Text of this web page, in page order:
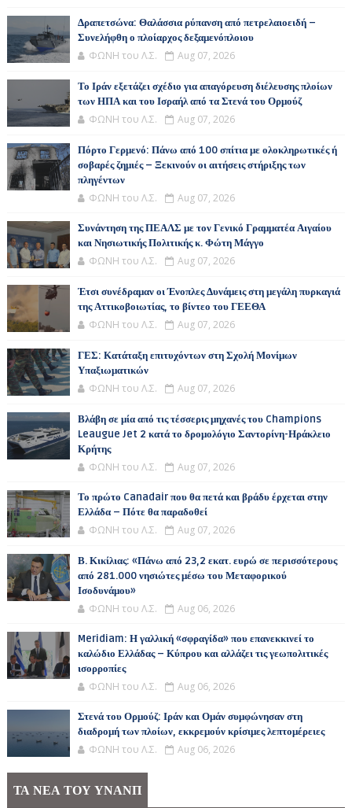
Δραπετσώνα: Θαλάσσια ρύπανση από πετρελαιοειδή –
Συνελήφθη ο πλοίαρχος δεξαμενόπλοιου
ΦΩΝΗ του Λ.Σ. Aug 07, 2026
Το Ιράν εξετάζει σχέδιο για απαγόρευση διέλευσης πλοίων
των ΗΠΑ και του Ισραήλ από τα Στενά του Ορμούζ
ΦΩΝΗ του Λ.Σ. Aug 07, 2026
Πόρτο Γερμενό: Πάνω από 100 σπίτια με ολοκληρωτικές ή
σοβαρές ζημιές – Ξεκινούν οι αιτήσεις στήριξης των
πληγέντων
ΦΩΝΗ του Λ.Σ. Aug 07, 2026
Συνάντηση της ΠΕΑΛΣ με τον Γενικό Γραμματέα Αιγαίου
και Νησιωτικής Πολιτικής κ. Φώτη Μάγγο
ΦΩΝΗ του Λ.Σ. Aug 07, 2026
Έτσι συνέδραμαν οι Ένοπλες Δυνάμεις στη μεγάλη πυρκαγιά
της Αττικοβοιωτίας, το βίντεο του ΓΕΕΘΑ
ΦΩΝΗ του Λ.Σ. Aug 07, 2026
ΓΕΣ: Κατάταξη επιτυχόντων στη Σχολή Μονίμων
Υπαξιωματικών
ΦΩΝΗ του Λ.Σ. Aug 07, 2026
Βλάβη σε μία από τις τέσσερις μηχανές του Champions
Leaugue Jet 2 κατά το δρομολόγιο Σαντορίνη-Ηράκλειο
Κρήτης
ΦΩΝΗ του Λ.Σ. Aug 07, 2026
Το πρώτο Canadair που θα πετά και βράδυ έρχεται στην
Ελλάδα – Πότε θα παραδοθεί
ΦΩΝΗ του Λ.Σ. Aug 07, 2026
Β. Κικίλιας: «Πάνω από 23,2 εκατ. ευρώ σε περισσότερους
από 281.000 νησιώτες μέσω του Μεταφορικού
Ισοδυνάμου»
ΦΩΝΗ του Λ.Σ. Aug 06, 2026
Meridiam: Η γαλλική «σφραγίδα» που επανεκκινεί το
καλώδιο Ελλάδας – Κύπρου και αλλάζει τις γεωπολιτικές
ισορροπίες
ΦΩΝΗ του Λ.Σ. Aug 06, 2026
Στενά του Ορμούζ: Ιράν και Ομάν συμφώνησαν στη
διαδρομή των πλοίων, εκκρεμούν κρίσιμες λεπτομέρειες
ΦΩΝΗ του Λ.Σ. Aug 06, 2026
ΤΑ ΝΕΑ ΤΟΥ ΥΝΑΝΠ